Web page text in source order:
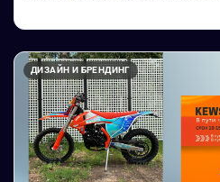
ДИЗАЙН И БРЕНДИНГ